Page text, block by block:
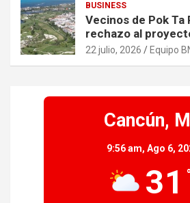
BUSINESS
Vecinos de Pok Ta
rechazo al
22 julio, 2026 Equipo
Cancún,
9:56 am, Ago 6,
31